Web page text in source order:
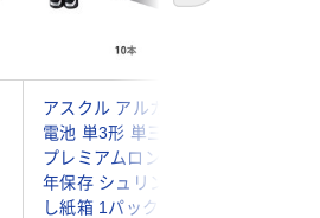
アスクル アルカリ乾
電池 単3形 単三 単３
プレミアムロング 10
年保存 シュリンクな
し紙箱 1パック（10本